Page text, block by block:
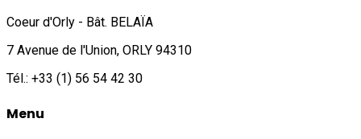
Coeur d'Orly - Bât. BELAÏA
7 Avenue de l'Union, ORLY 94310
Tél.: +33 (1) 56 54 42 30
Menu